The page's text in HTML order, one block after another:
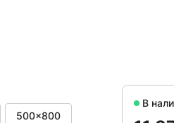
500x800
В